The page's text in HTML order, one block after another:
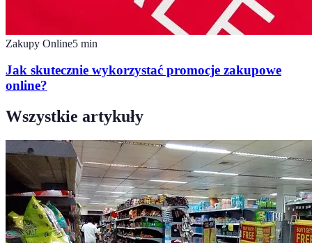
Zakupy Online5 min
Jak skutecznie wykorzystać promocje zakupowe
online?
Wszystkie artykuły